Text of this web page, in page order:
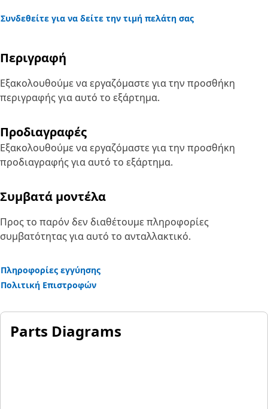
Συνδεθείτε για να δείτε την τιμή πελάτη σας
Περιγραφή
Εξακολουθούμε να εργαζόμαστε για την προσθήκη
περιγραφής για αυτό το εξάρτημα.
Προδιαγραφές
Εξακολουθούμε να εργαζόμαστε για την προσθήκη
προδιαγραφής για αυτό το εξάρτημα.
Συμβατά μοντέλα
Προς το παρόν δεν διαθέτουμε πληροφορίες
συμβατότητας για αυτό το ανταλλακτικό.
Πληροφορίες εγγύησης
Πολιτική Επιστροφών
Parts Diagrams